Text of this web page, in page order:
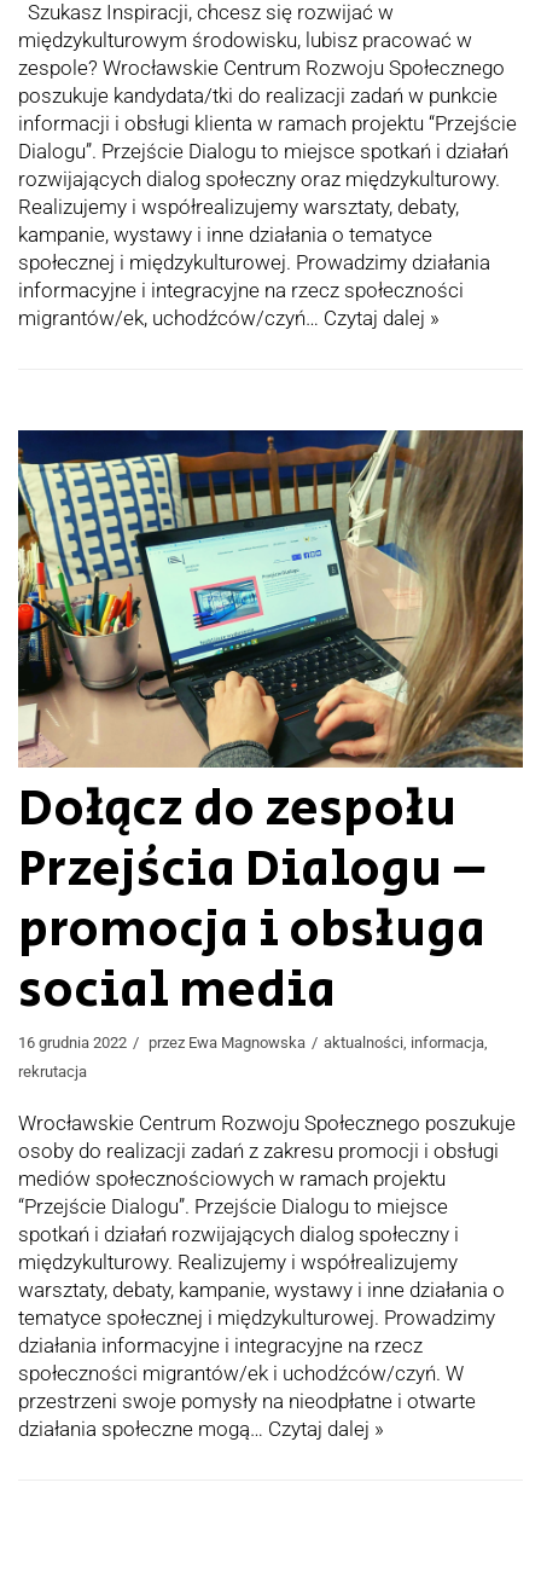
Szukasz Inspiracji, chcesz się rozwijać w
międzykulturowym środowisku, lubisz pracować w
zespole? Wrocławskie Centrum Rozwoju Społecznego
poszukuje kandydata/tki do realizacji zadań w punkcie
informacji i obsługi klienta w ramach projektu “Przejście
Dialogu”. Przejście Dialogu to miejsce spotkań i działań
rozwijających dialog społeczny oraz międzykulturowy.
Realizujemy i współrealizujemy warsztaty, debaty,
kampanie, wystawy i inne działania o tematyce
społecznej i międzykulturowej. Prowadzimy działania
informacyjne i integracyjne na rzecz społeczności
migrantów/ek, uchodźców/czyń… Czytaj dalej »
Dołącz do zespołu
Przejścia Dialogu –
promocja i obsługa
social media
16 grudnia 2022 przez Ewa Magnowska aktualności informacja
rekrutacja
Wrocławskie Centrum Rozwoju Społecznego poszukuje
osoby do realizacji zadań z zakresu promocji i obsługi
mediów społecznościowych w ramach projektu
“Przejście Dialogu”. Przejście Dialogu to miejsce
spotkań i działań rozwijających dialog społeczny i
międzykulturowy. Realizujemy i współrealizujemy
warsztaty, debaty, kampanie, wystawy i inne działania o
tematyce społecznej i międzykulturowej. Prowadzimy
działania informacyjne i integracyjne na rzecz
społeczności migrantów/ek i uchodźców/czyń. W
przestrzeni swoje pomysły na nieodpłatne i otwarte
działania społeczne mogą… Czytaj dalej »